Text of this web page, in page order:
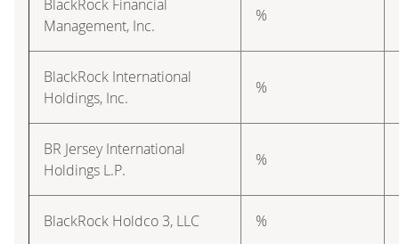
BlackRock Financial
Management, Inc.
%
BlackRock International
Holdings, Inc.
%
BR Jersey International
Holdings L.P.
%
BlackRock Holdco 3, LLC %